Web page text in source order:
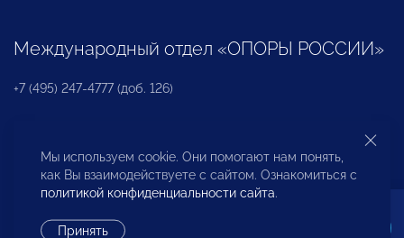
Международный отдел «ОПОРЫ РОССИИ»
+7 (495) 247-4777 (доб. 126)
Бюро по защите прав предпринимателей и
инвесторов
Мы используем cookie. Они помогают нам понять,
как Вы взаимодействуете с сайтом. Ознакомиться с
политикой конфиденциальности сайта.
Принять